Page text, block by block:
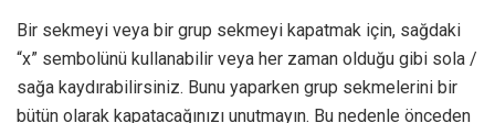
Bir sekmeyi veya bir grup sekmeyi kapatmak için, sağdaki
“x” sembolünü kullanabilir veya her zaman olduğu gibi sola /
sağa kaydırabilirsiniz. Bunu yaparken grup sekmelerini bir
bütün olarak kapatacağınızı unutmayın. Bu nedenle önceden